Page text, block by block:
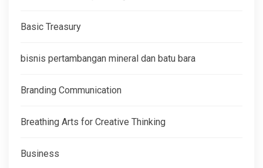
Basic Treasury
bisnis pertambangan mineral dan batu bara
Branding Communication
Breathing Arts for Creative Thinking
Business